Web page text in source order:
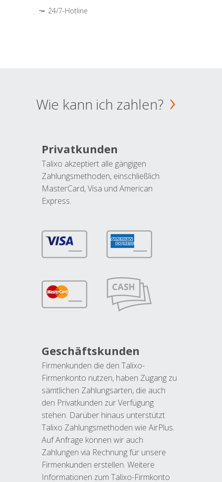
24/7-Hotline
Wie kann ich zahlen?
Privatkunden
Talixo akzeptiert alle gängigen
Zahlungsmethoden, einschließlich
MasterCard, Visa und American
Express.
Geschäftskunden
Firmenkunden die den Talixo-
Firmenkonto nutzen, haben Zugang zu
sämtlichen Zahlungsarten, die auch
den Privatkunden zur Verfügung
stehen. Darüber hinaus unterstützt
Talixo Zahlungsmethoden wie AirPlus.
Auf Anfrage können wir auch
Zahlungen via Rechnung für unsere
Firmenkunden erstellen. Weitere
Informationen zum Talixo-Firmkonto